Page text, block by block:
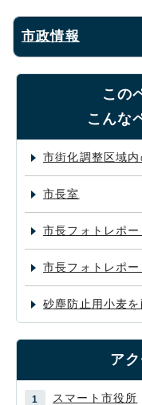
市政情報
この
こんな
市街化調整区域
市長室
市長フォトレポー
市長フォトレポー
砂塵防止用小麦
ア
スマート市役所